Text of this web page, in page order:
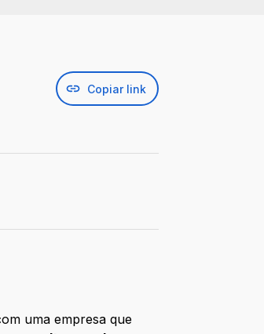
Copiar link
uma empresa que